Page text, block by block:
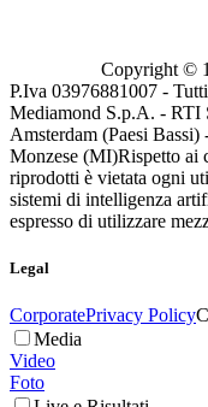
Copyright ©
P.Iva 03976881007 -
Mediamond S.p.A. - RTI
Amsterdam (Paesi
Monzese (MI)Rispetto ai
riprodotti è vietata ogni
sistemi di intelligenza
espresso di utilizzare
Legal
CorporatePrivacy Policy
Media
Video
Foto